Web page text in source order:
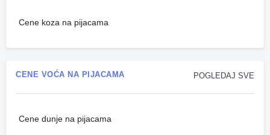
Cene koza na pijacama
POGLEDAJ SVE
CENE VOĆA NA PIJACAMA
Cene dunje na pijacama